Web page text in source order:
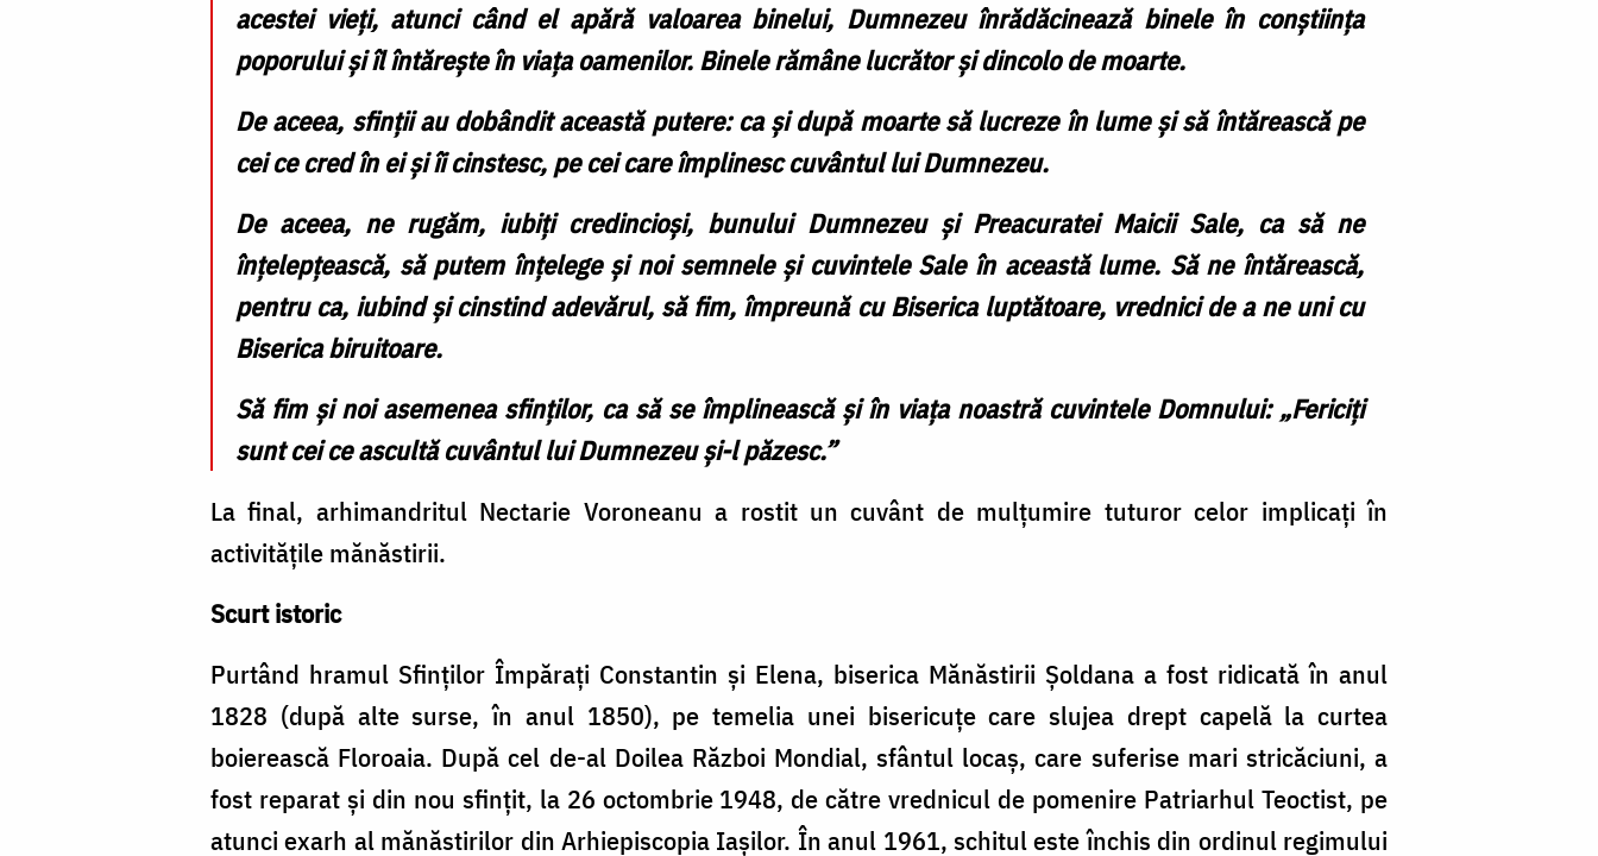
acestei vieți, atunci când el apără valoarea binelui, Dumnezeu înrădăcinează binele în conștiința
poporului și îl întărește în viața oamenilor. Binele rămâne lucrător și dincolo de moarte.
De aceea, sfinții au dobândit această putere: ca și după moarte să lucreze în lume și să întărească pe
cei ce cred în ei și îi cinstesc, pe cei care împlinesc cuvântul lui Dumnezeu.
De aceea, ne rugăm, iubiți credincioși, bunului Dumnezeu și Preacuratei Maicii Sale, ca să ne
înțelepțească, să putem înțelege și noi semnele și cuvintele Sale în această lume. Să ne întărească,
pentru ca, iubind și cinstind adevărul, să fim, împreună cu Biserica luptătoare, vrednici de a ne uni cu
Biserica biruitoare.
Să fim și noi asemenea sfinților, ca să se împlinească și în viața noastră cuvintele Domnului: „Fericiți
sunt cei ce ascultă cuvântul lui Dumnezeu și-l păzesc.”
La final, arhimandritul Nectarie Voroneanu a rostit un cuvânt de mulțumire tuturor celor implicați în
activitățile mănăstirii.
Scurt istoric
Purtând hramul Sfinților Împărați Constantin și Elena, biserica Mănăstirii Șoldana a fost ridicată în anul
1828 (după alte surse, în anul 1850), pe temelia unei bisericuțe care slujea drept capelă la curtea
boierească Floroaia. După cel de-al Doilea Război Mondial, sfântul locaș, care suferise mari stricăciuni, a
fost reparat și din nou sfințit, la 26 octombrie 1948, de către vrednicul de pomenire Patriarhul Teoctist, pe
atunci exarh al mănăstirilor din Arhiepiscopia Iașilor. În anul 1961, schitul este închis din ordinul regimului